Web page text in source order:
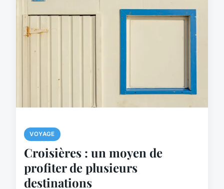
VOYAGE
Croisières : un moyen de
profiter de plusieurs
destinations